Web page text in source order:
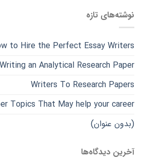
نوشته‌های تازه
to Hire the Perfect Essay Writers
an Analytical Research Paper
Writers To Research Papers
Topics That May help your career
(بدون عنوان)
آخرین دیدگاه‌ها